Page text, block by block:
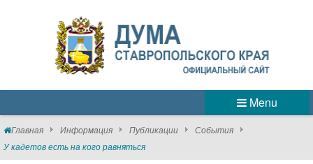
Menu
Главная Информация Публикации
События
У кадетов есть на кого равняться